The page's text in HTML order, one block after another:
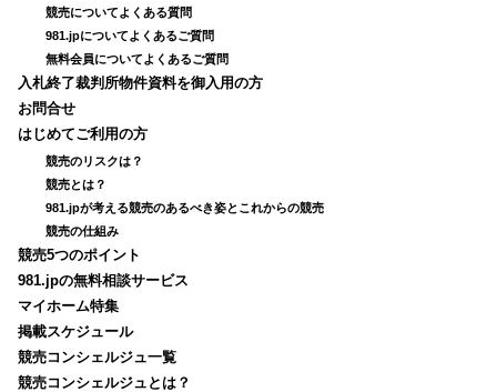
競売についてよくある質問
981.jpについてよくあるご質問
無料会員についてよくあるご質問
入札終了裁判所物件資料を御入用の方
お問合せ
はじめてご利用の方
競売のリスクは？
競売とは？
981.jpが考える競売のあるべき姿とこれからの競売
競売の仕組み
競売5つのポイント
981.jpの無料相談サービス
マイホーム特集
掲載スケジュール
競売コンシェルジュ一覧
競売コンシェルジュとは？